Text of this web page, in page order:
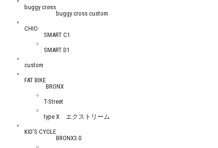
buggy cross
buggy cross custom
CHIC
SMART C1
SMART D1
custom
FAT BIKE
BRONX
T-Street
type X エクストリーム
KID'S CYCLE
BRONX3.0